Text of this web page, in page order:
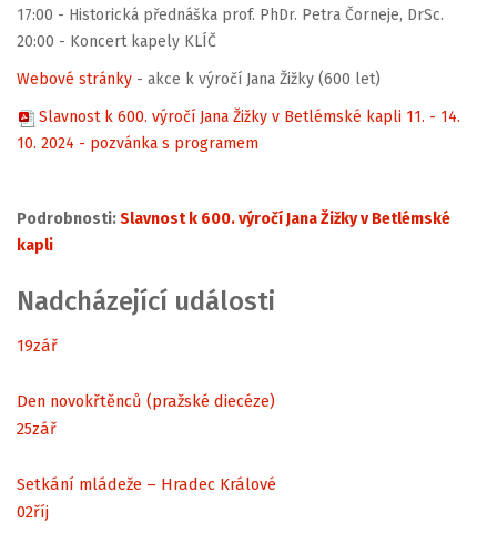
17:00 - Historická přednáška prof. PhDr. Petra Čorneje, DrSc.
20:00 - Koncert kapely KLÍČ
Webové stránky - akce k výročí Jana Žižky (600 let)
Slavnost k 600. výročí Jana Žižky v Betlémské kapli 11. - 14.
10. 2024 - pozvánka s programem
Podrobnosti:Slavnost k 600. výročí Jana Žižky v Betlémské
kapli
Nadcházející události
19zář
Den novokřtěnců (pražské diecéze)
25zář
Setkání mládeže – Hradec Králové
02říj